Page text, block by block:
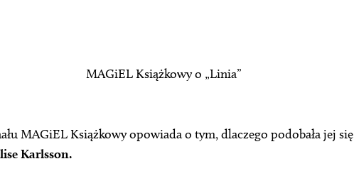
MAGiEL Książkowy o „Linia”
MAGiEL Książkowy opowiada o tym, dlaczego podobała jej się
Karlsson.